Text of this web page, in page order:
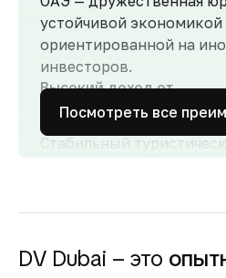
устойчивой
ориентированной на
инвесторов.
Высокий доход от
аренды
Стабильный
доходность для
аренды.
Посмотреть все
DV Dubai – это